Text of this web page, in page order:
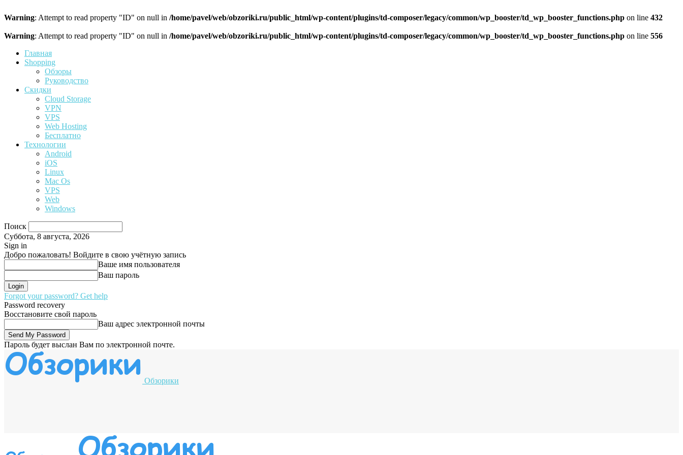
Warning: Attempt to read property "ID" on null in /home/pavel/web/obzoriki.ru/public_html/wp-content/plugins/td-composer/legacy/common/wp_booster/td_wp_booster_functions.php on line 432
Warning: Attempt to read property "ID" on null in /home/pavel/web/obzoriki.ru/public_html/wp-content/plugins/td-composer/legacy/common/wp_booster/td_wp_booster_functions.php on line 556
Главная
Shopping
Обзоры
Руководство
Скидки
Cloud Storage
VPN
VPS
Web Hosting
Бесплатно
Технологии
Android
iOS
Linux
Mac Os
VPS
Web
Windows
Поиск
Суббота, 8 августа, 2026
Sign in
Добро пожаловать! Войдите в свою учётную запись
Ваше имя пользователя
Ваш пароль
Forgot your password? Get help
Password recovery
Восстановите свой пароль
Ваш адрес электронной почты
Пароль будет выслан Вам по электронной почте.
Обзорики